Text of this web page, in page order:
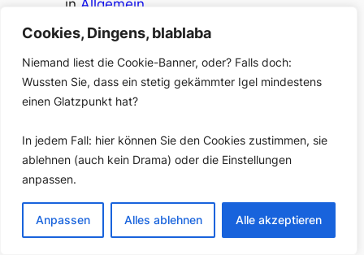
Cookies, Dingens, blablaba
Niemand liest die Cookie-Banner, oder? Falls doch:
Wussten Sie, dass ein stetig gekämmter Igel mindestens
einen Glatzpunkt hat?
In jedem Fall: hier können Sie den Cookies zustimmen, sie
ablehnen (auch kein Drama) oder die Einstellungen
anpassen.
Anpassen Alles ablehnen Alle akzeptieren
in Allgemein
optisch ähnlichen Bildern suchen kann? Ich wusste das
bis heute nicht – und noch dazu, dass es so einfach
ist: Google-Bildersuche aufrufen und ein beliebiges
Originalbild per Drag&Drop auf die Seite schmeißen.
(Mehr zur Ähnlichkeitssuche bei Google.) Und das